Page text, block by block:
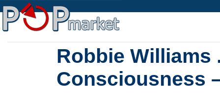
Robbie Williams
Consciousness